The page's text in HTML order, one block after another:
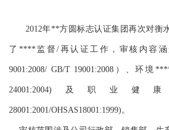
2012年**方圆标志认证集团再次对衡
了****监督/再认证工作，审核内容
9001:2008/ GB/T 19001:2008）、环境
24001:2004)及职业健
28001:2001/OHSAS18001:1999)。